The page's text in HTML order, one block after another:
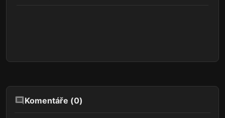
Komentáře (0)